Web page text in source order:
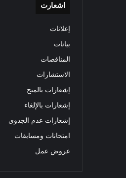
اشعارت
إعلانات
بيانات
المناقصات
الاستشارات
إشعارات بالمنح
إشعارات بالإلغاء
إشعارات عدم الجدوى
امتحانات ومسابقات
عروض عمل